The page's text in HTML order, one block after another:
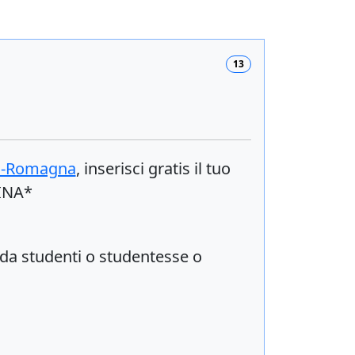
13
, inserisci gratis il tuo
studenti o studentesse o